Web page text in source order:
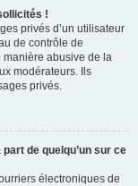
!
privés d’un utilisateur
de contrôle de
manière abusive de la
modérateurs. Ils
privés.
de quelqu’un sur ce
électroniques de